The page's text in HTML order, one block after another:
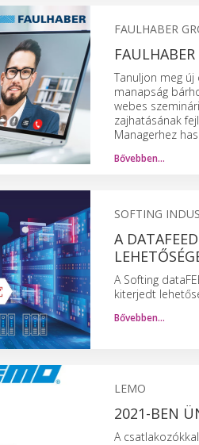
FAULHABER
Tanuljon meg
manapság
webes
zajhatásának
Managerhez
Bővebben…
SOFTING
A
A Softing
kiterjedt
Bővebben…
LEMO
2021-BEN
A